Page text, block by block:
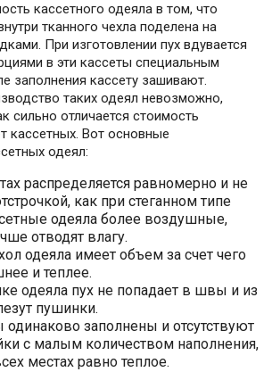
кассетного одеяла в том, что
тканного чехла поделена на
При изготовлении пух вдувается
в эти кассеты специальным
заполнения кассету зашивают.
таких одеял невозможно,
сильно отличается стоимость
кассетных. Вот основные
одеял:
распределяется равномерно и не
как при стеганном типе
одеяла более воздушные,
отводят влагу.
одеяла имеет объем за счет чего
и теплее.
одеяла пух не попадает в швы и из
пушинки.
одинаково заполнены и отсутствуют
с малым количеством наполнения,
местах равно теплое.